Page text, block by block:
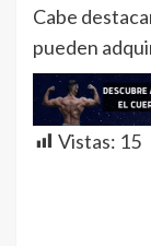
Cabe
pueden
Vistas: 15